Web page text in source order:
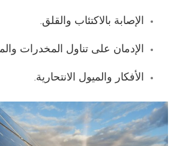
الإصابة بالاكتئاب والقلق.
الإدمان على تناول المخدرات
الأفكار والميول الانتحارية.